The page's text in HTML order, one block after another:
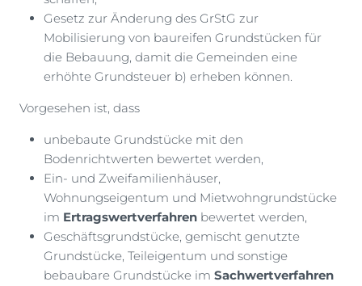
Gesetz zur Änderung des GrStG zur
Mobilisierung von baureifen Grundstücken für
die Bebauung, damit die Gemeinden eine
erhöhte Grundsteuer b) erheben können.
Vorgesehen ist, dass
unbebaute Grundstücke mit den
Bodenrichtwerten bewertet werden,
Ein- und Zweifamilienhäuser,
Wohnungseigentum und Mietwohngrundstücke
im Ertragswertverfahren bewertet werden,
Geschäftsgrundstücke, gemischt genutzte
Grundstücke, Teileigentum und sonstige
bebaubare Grundstücke im Sachwertverfahren